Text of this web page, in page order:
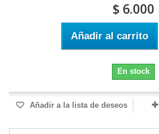
$ 6.000
Añadir al carrito
En stock
Añadir a la lista de deseos